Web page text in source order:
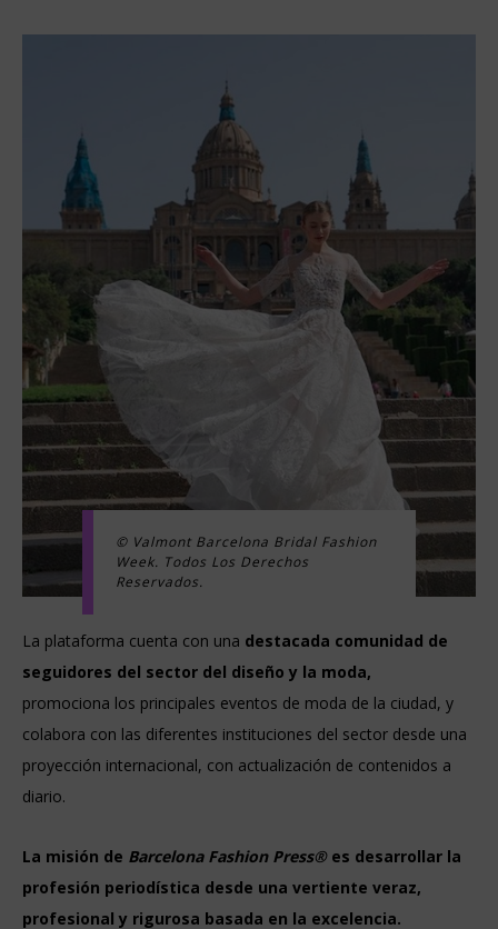
© Valmont Barcelona Bridal Fashion
Week. Todos Los Derechos
Reservados.
La plataforma cuenta con una destacada comunidad de
seguidores del sector del diseño y la moda,
promociona los principales eventos de moda de la ciudad, y
colabora con las diferentes instituciones del sector desde una
proyección internacional, con actualización de contenidos a
diario.
La misión de Barcelona Fashion Press®es desarrollar la
profesión periodística desde una vertiente veraz,
profesional y rigurosa basada en la excelencia.